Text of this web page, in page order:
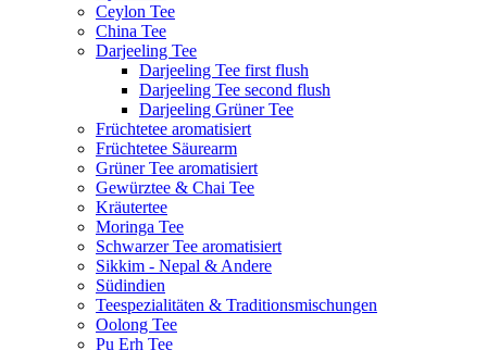
Ceylon Tee
China Tee
Darjeeling Tee
Darjeeling Tee first flush
Darjeeling Tee second flush
Darjeeling Grüner Tee
Früchtetee aromatisiert
Früchtetee Säurearm
Grüner Tee aromatisiert
Gewürztee & Chai Tee
Kräutertee
Moringa Tee
Schwarzer Tee aromatisiert
Sikkim - Nepal & Andere
Südindien
Teespezialitäten & Traditionsmischungen
Oolong Tee
Pu Erh Tee